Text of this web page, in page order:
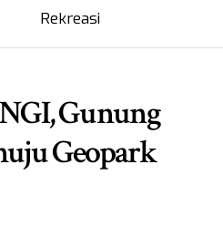
Rekreasi
Gunung
Geopark